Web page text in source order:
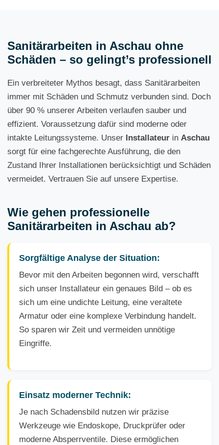
Sanitärarbeiten in Aschau ohne
Schäden – so gelingt’s professionell
Ein verbreiteter Mythos besagt, dass Sanitärarbeiten
immer mit Schäden und Schmutz verbunden sind. Doch
über 90 % unserer Arbeiten verlaufen sauber und
effizient. Voraussetzung dafür sind moderne oder
intakte Leitungssysteme. Unser Installateur in Aschau
sorgt für eine fachgerechte Ausführung, die den
Zustand Ihrer Installationen berücksichtigt und Schäden
vermeidet. Vertrauen Sie auf unsere Expertise.
Wie gehen professionelle
Sanitärarbeiten in Aschau ab?
Sorgfältige Analyse der Situation:
Bevor mit den Arbeiten begonnen wird, verschafft
sich unser Installateur ein genaues Bild – ob es
sich um eine undichte Leitung, eine veraltete
Armatur oder eine komplexe Verbindung handelt.
So sparen wir Zeit und vermeiden unnötige
Eingriffe.
Einsatz moderner Technik:
Je nach Schadensbild nutzen wir präzise
Werkzeuge wie Endoskope, Druckprüfer oder
moderne Absperrventile. Diese ermöglichen